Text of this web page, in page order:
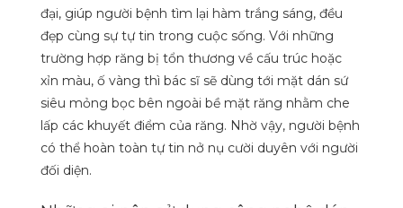
đại, giúp người bệnh tìm lại hàm trắng sáng, đều
đẹp cùng sự tự tin trong cuộc sống. Với những
trường hợp răng bị tổn thương về cấu trúc hoặc
xỉn màu, ố vàng thì bác sĩ sẽ dùng tới mặt dán sứ
siêu mỏng bọc bên ngoài bề mặt răng nhằm che
lấp các khuyết điểm của răng. Nhờ vậy, người bệnh
có thể hoàn toàn tự tin nở nụ cười duyên với người
đối diện.